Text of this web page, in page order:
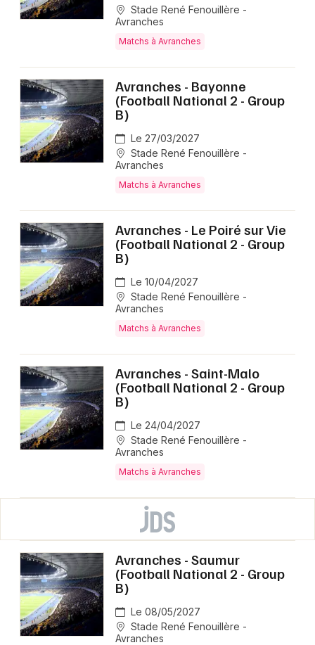
Stade René Fenouillère -
Avranches
Matchs à Avranches
Avranches - Bayonne
(Football National 2 - Group
B)
Le 27/03/2027
Stade René Fenouillère -
Avranches
Matchs à Avranches
Avranches - Le Poiré sur Vie
(Football National 2 - Group
B)
Le 10/04/2027
Stade René Fenouillère -
Avranches
Matchs à Avranches
Avranches - Saint-Malo
(Football National 2 - Group
B)
Le 24/04/2027
Stade René Fenouillère -
Avranches
Matchs à Avranches
Avranches - Saumur
(Football National 2 - Group
B)
Le 08/05/2027
Stade René Fenouillère -
Avranches